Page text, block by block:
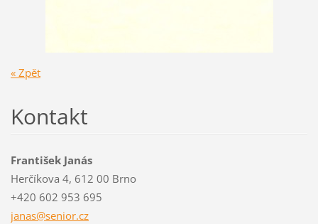
« Zpět
Kontakt
František Janás
Herčíkova 4, 612 00 Brno
+420 602 953 695
janas@senior.cz